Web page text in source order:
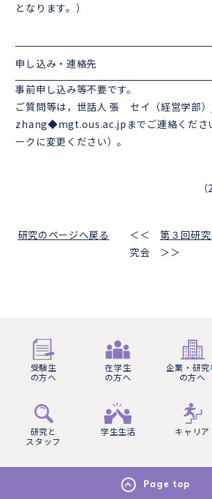
となります。）
申し込み・連絡先
事前申し込み等不要です。
ご質問等は，世話人 張 セイ（経営学部
zhang◆mgt.ous.ac.jpまでご連絡くださ
ークに変更ください）。
研究のページへ戻る ＜＜第３回研
究会 ＞＞
受験生
の方へ
在学生
の方へ
企業・研究
の方へ
研究と
スタッフ
学生生活 キャリア
Page top